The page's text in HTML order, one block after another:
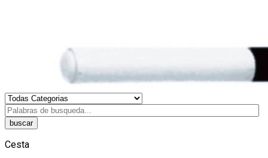
buscar
Cesta